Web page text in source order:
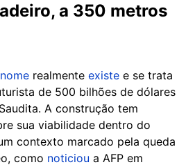
a 350 metros
realmente existe e se trata
de 500 bilhões de dólares
A construção tem
sua viabilidade dentro do
contexto marcado pela queda
como noticiou a AFP em